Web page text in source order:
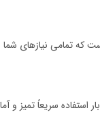
که تمامی نیازهای
سریعاً تمیز و